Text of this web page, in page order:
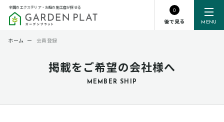
MENU
全国のエクステリア・お庭の施工店が探せる
0
後で見る
掲載をご希望の会社様へ
MEMBER SHIP
ホーム ー 会員登録